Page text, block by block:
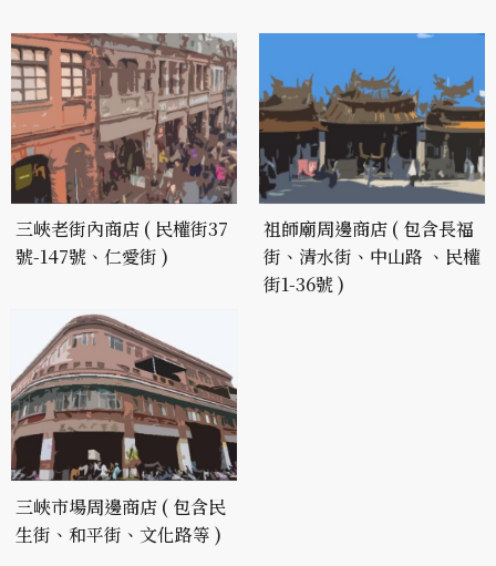
三峽老街內商店 ( 民權街37
號-147號、仁愛街 )
祖師廟周邊商店 ( 包含長福
街、清水街、中山路 、民權
街1-36號 )
三峽市場周邊商店 ( 包含民
生街、和平街、文化路等 )